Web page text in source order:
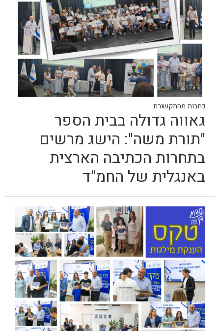
כתבות מהתקשורת
גאווה גדולה בבית הספר
"תורת משה": הישג מרשים
בתחרות הכתיבה הארצית
באנגלית של החמ"ד